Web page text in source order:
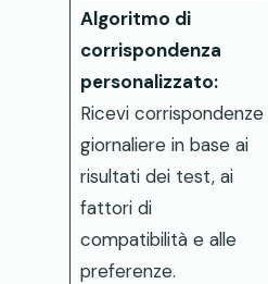
Algoritmo di
corrispondenza
personalizzato:
Ricevi corrispondenze
giornaliere in base ai
risultati dei test, ai
fattori di
compatibilità e alle
preferenze.